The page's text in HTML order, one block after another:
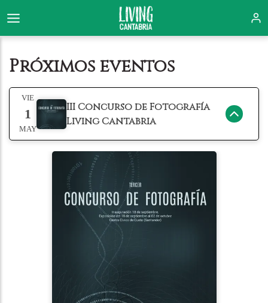
Próximos eventos
VIE
1
MAY
III Concurso de Fotografía
Living Cantabria